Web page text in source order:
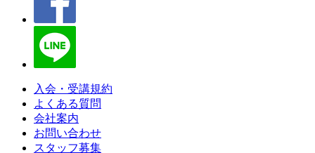
入会・受講規約
よくある質問
会社案内
お問い合わせ
スタッフ募集